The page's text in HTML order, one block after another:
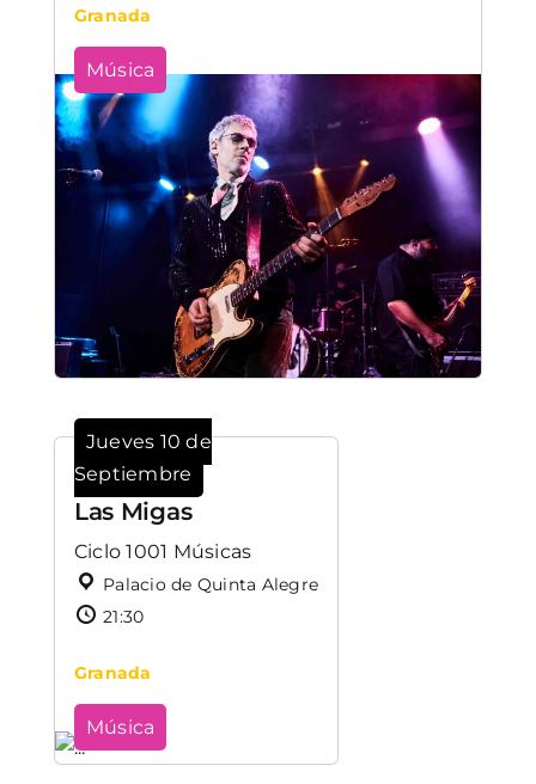
Granada
Música
Jueves 10 de
Septiembre
Las Migas
Ciclo 1001 Músicas
Palacio de Quinta Alegre
21:30
Granada
Música